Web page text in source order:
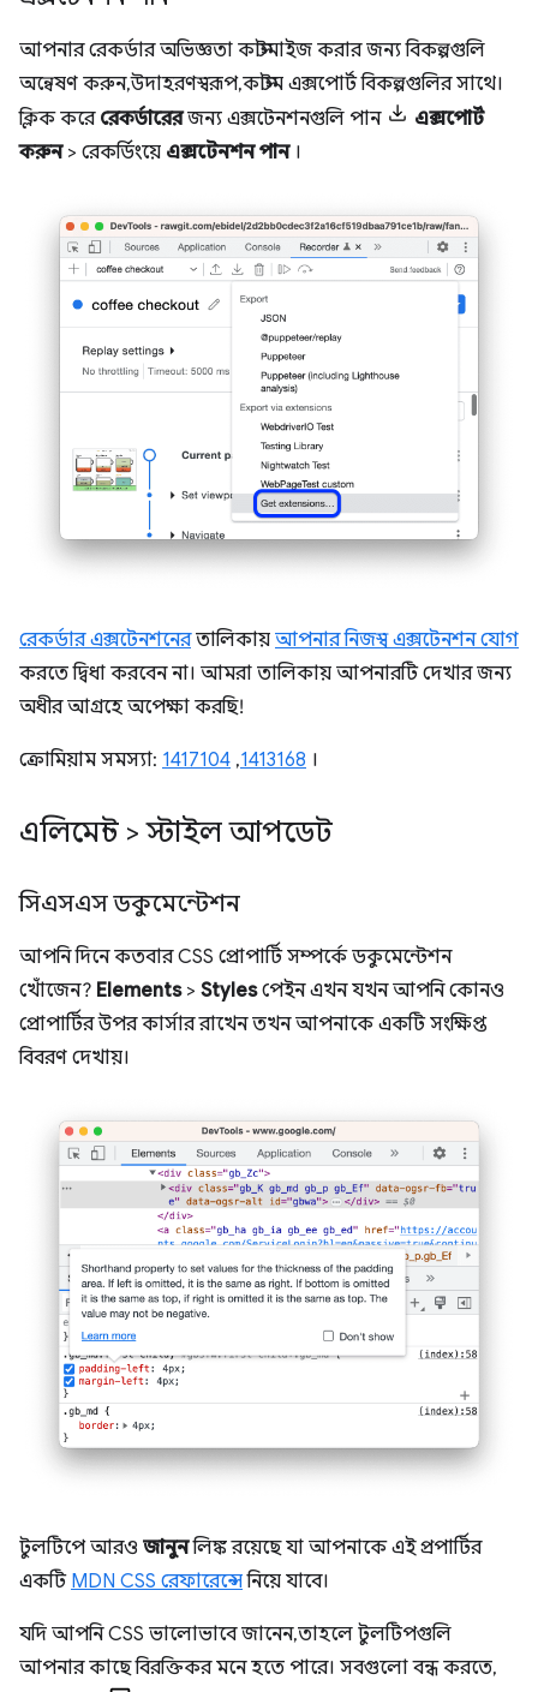
আপনার রেকর্ডার অভিজ্ঞতা কাস্টমাইজ করার জন্য বিকল্পগুলি
অন্বেষণ করুন, উদাহরণস্বরূপ, কাস্টম এক্সপোর্ট বিকল্পগুলির সাথে।
ক্লিক করে রেকর্ডারেরজন্য এক্সটেনশনগুলি পান
এক্সপোর্ট
করুন> রেকর্ডিংয়ে এক্সটেনশন পান।
রেকর্ডার এক্সটেনশনেরতালিকায় আপনার নিজস্ব এক্সটেনশন যোগ
করতে দ্বিধা করবেন না। আমরা তালিকায় আপনারটি দেখার জন্য
অধীর আগ্রহে অপেক্ষা করছি!
ক্রোমিয়াম সমস্যা: 1417104 ,1413168 ।
এলিমেন্ট > স্টাইল আপডেট
সিএসএস ডকুমেন্টেশন
আপনি দিনে কতবার CSS প্রোপার্টি সম্পর্কে ডকুমেন্টেশন
খোঁজেন? Elements> Stylesপেইন এখন যখন আপনি কোনও
প্রোপার্টির উপর কার্সার রাখেন তখন আপনাকে একটি সংক্ষিপ্ত
বিবরণ দেখায়।
টুলটিপে আরও জানুনলিঙ্ক রয়েছে যা আপনাকে এই প্রপার্টির
একটি MDN CSS রেফারেন্সেনিয়ে যাবে।
যদি আপনি CSS ভালোভাবে জানেন, তাহলে টুলটিপগুলি
আপনার কাছে বিরক্তিকর মনে হতে পারে। সবগুলো বন্ধ করতে,